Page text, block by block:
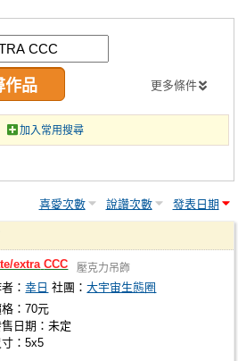
更多條件
加入常用搜尋
喜愛次數 說讚次數 發表日期
extra CCC 壓克力吊飾
者：幸日 社團：大宇宙生態圈
：70元
日期：未定
寸：5x5